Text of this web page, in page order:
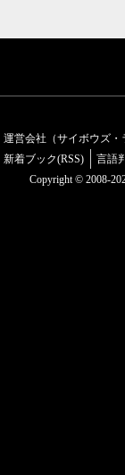
運営会社（サイボウズ・
新着ブック(RSS)
言語
Copyright © 2008-